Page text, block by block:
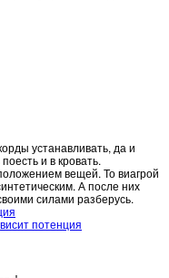
устанавливать, да и
и в кровать.
вещей. То виагрой
А после них
силами разберусь.
потенция